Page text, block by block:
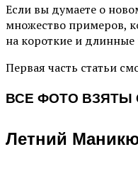
Если вы думаете о
множество примеров,
на короткие и длинные
Первая часть статьи
ВСЕ ФОТО ВЗЯТЫ
Летний